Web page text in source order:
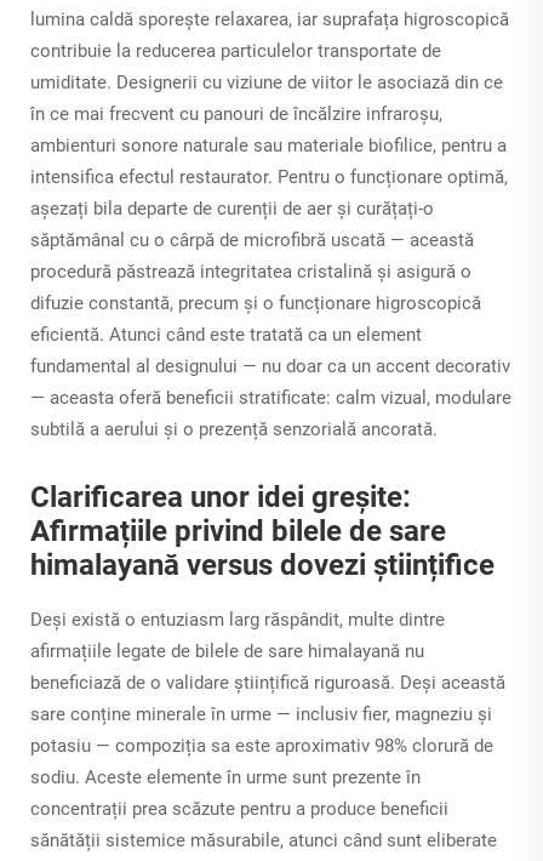
lumina caldă sporește relaxarea, iar suprafața higroscopică
contribuie la reducerea particulelor transportate de
umiditate. Designerii cu viziune de viitor le asociază din ce
în ce mai frecvent cu panouri de încălzire infraroșu,
ambienturi sonore naturale sau materiale biofilice, pentru a
intensifica efectul restaurator. Pentru o funcționare optimă,
așezați bila departe de curenții de aer și curățați-o
săptămânal cu o cârpă de microfibră uscată — această
procedură păstrează integritatea cristalină și asigură o
difuzie constantă, precum și o funcționare higroscopică
eficientă. Atunci când este tratată ca un element
fundamental al designului — nu doar ca un accent decorativ
— aceasta oferă beneficii stratificate: calm vizual, modulare
subtilă a aerului și o prezență senzorială ancorată.
Clarificarea unor idei greșite:
Afirmațiile privind bilele de sare
himalayană versus dovezi științifice
Deși există o entuziasm larg răspândit, multe dintre
afirmațiile legate de bilele de sare himalayană nu
beneficiază de o validare științifică riguroasă. Deși această
sare conține minerale în urme — inclusiv fier, magneziu și
potasiu — compoziția sa este aproximativ 98% clorură de
sodiu. Aceste elemente în urme sunt prezente în
concentrații prea scăzute pentru a produce beneficii
sănătății sistemice măsurabile, atunci când sunt eliberate